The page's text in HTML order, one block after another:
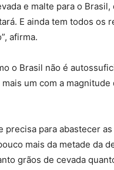
e malte para o
E ainda tem todos os
afirma.
o Brasil não é
um com a
para abastecer
mais da metade da
grãos de cevada